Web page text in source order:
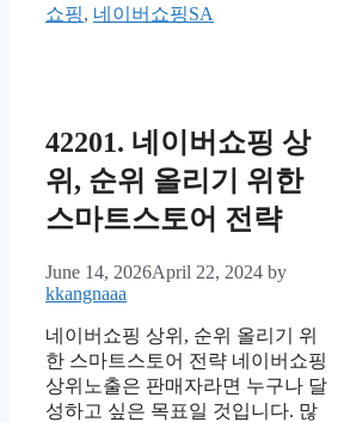
쇼핑, 네이버쇼핑SA
42201. 네이버쇼핑 상
위, 순위 올리기 위한
스마트스토어 전략
June 14, 2026April 22, 2024 by
kkangnaaa
네이버쇼핑 상위, 순위 올리기 위
한 스마트스토어 전략 네이버쇼핑
상위노출은 판매자라면 누구나 달
성하고 싶은 목표일 것입니다. 많